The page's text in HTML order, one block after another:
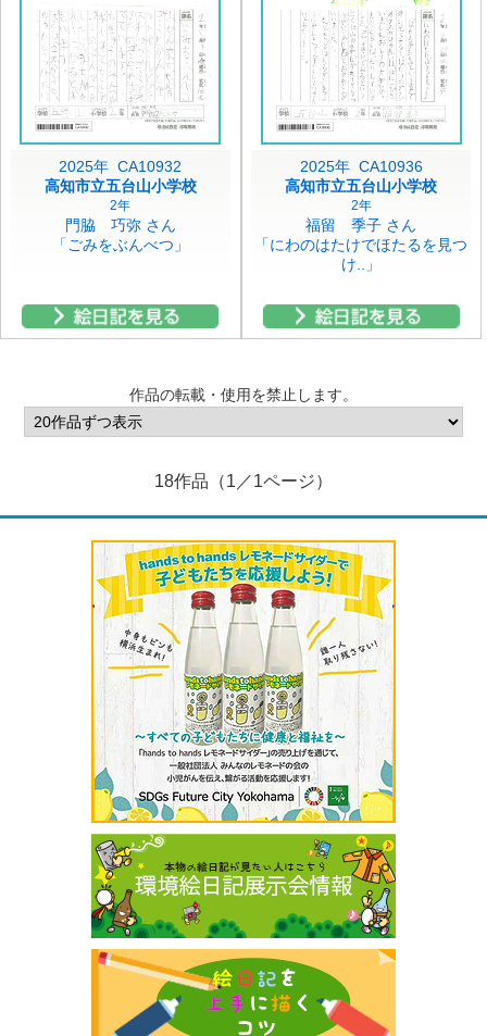
2025年 CA10932
高知市立五台山小学校
2年
門脇 巧弥 さん
「ごみをぶんべつ」
2025年 CA10936
高知市立五台山小学校
2年
福留 季子 さん
「にわのはたけでほたるを見つ
け..」
作品の転載・使用を禁止します。
18作品（1／1ページ）